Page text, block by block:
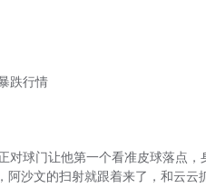
跌行情
对球门让他第一个看准皮球落点，
阿沙文的扫射就跟着来了，和云云